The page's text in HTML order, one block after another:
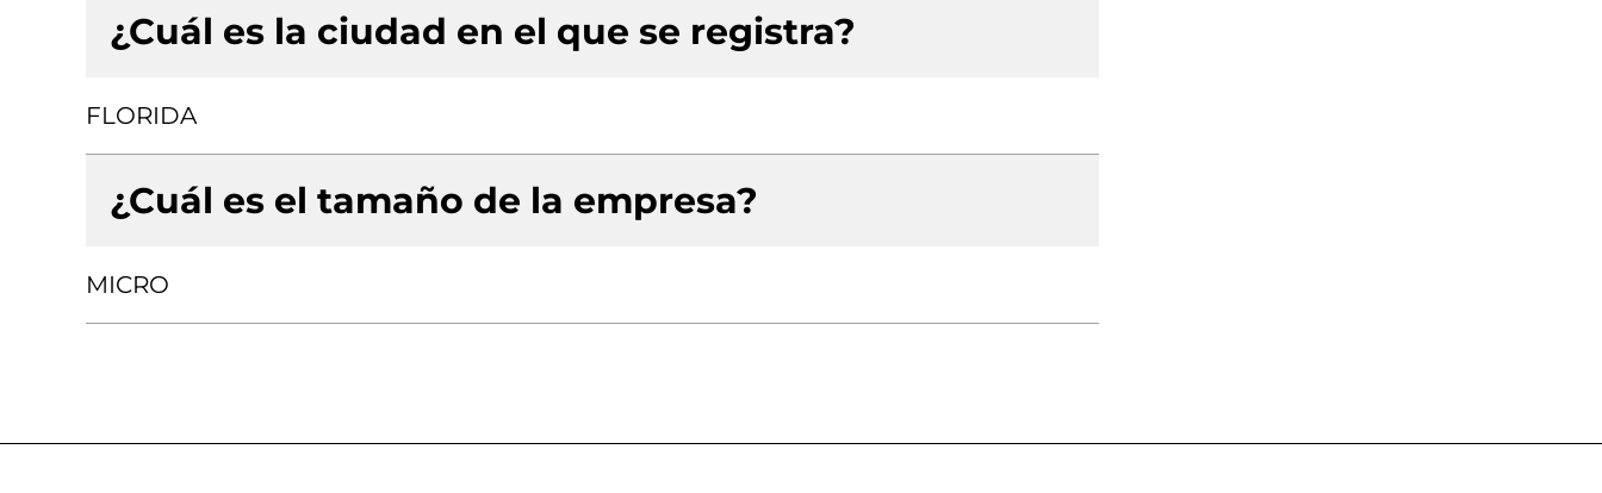
¿Cuál es la ciudad en el que se registra?
FLORIDA
¿Cuál es el tamaño de la empresa?
MICRO